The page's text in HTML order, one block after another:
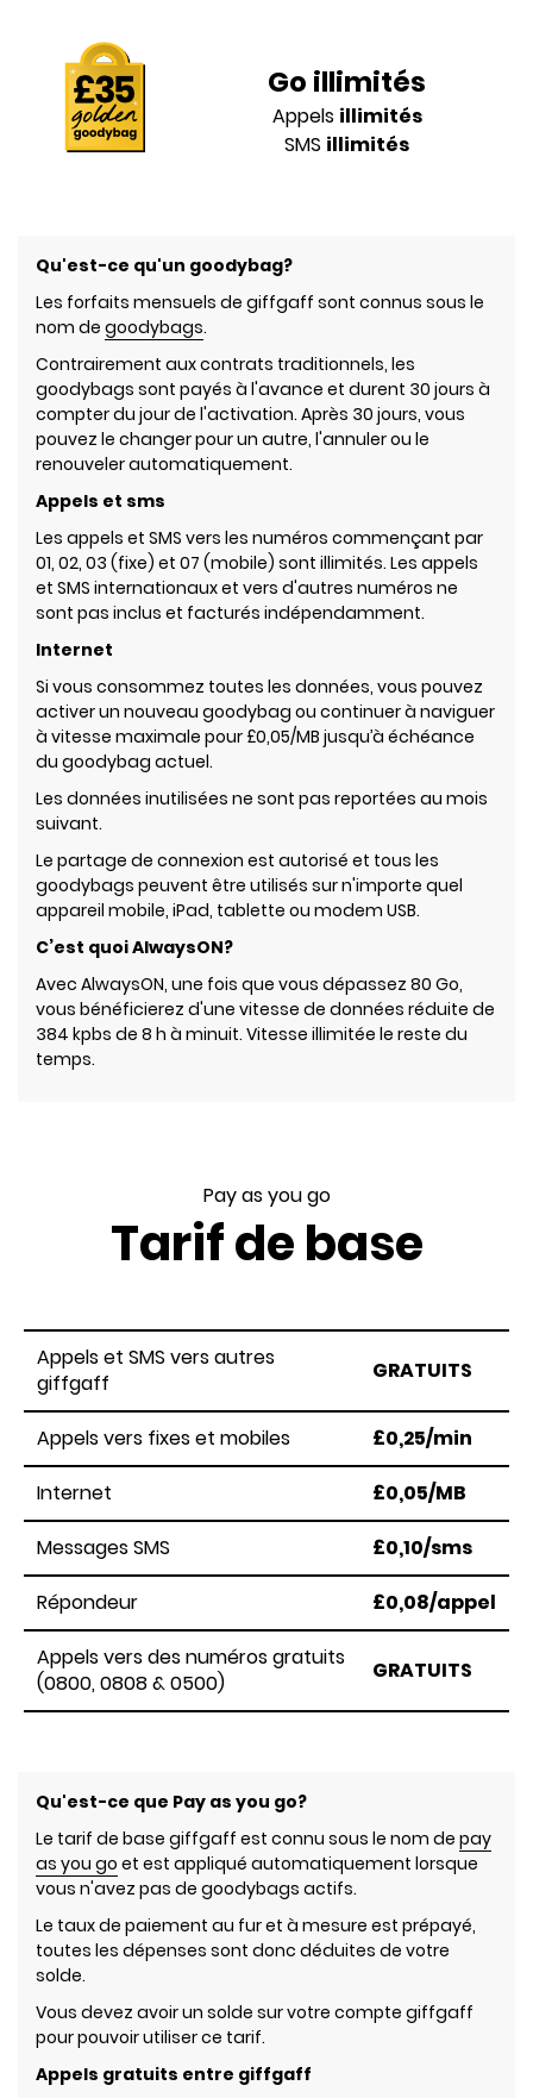
Go illimités
Appels illimités
SMS illimités
Qu'est-ce qu'un goodybag?
Les forfaits mensuels de giffgaff sont connus sous le
nom de goodybags.
Contrairement aux contrats traditionnels, les
goodybags sont payés à l'avance et durent 30 jours à
compter du jour de l'activation. Après 30 jours, vous
pouvez le changer pour un autre, l'annuler ou le
renouveler automatiquement.
Appels et sms
Les appels et SMS vers les numéros commençant par
01, 02, 03 (fixe) et 07 (mobile) sont illimités. Les appels
et SMS internationaux et vers d'autres numéros ne
sont pas inclus et facturés indépendamment.
Internet
Si vous consommez toutes les données, vous pouvez
activer un nouveau goodybag ou continuer à naviguer
à vitesse maximale pour £0,05/MB jusqu’à échéance
du goodybag actuel.
Les données inutilisées ne sont pas reportées au mois
suivant.
Le partage de connexion est autorisé et tous les
goodybags peuvent être utilisés sur n'importe quel
appareil mobile, iPad, tablette ou modem USB.
C’est quoi AlwaysON?
Avec AlwaysON, une fois que vous dépassez 80 Go,
vous bénéficierez d'une vitesse de données réduite de
384 kpbs de 8 h à minuit. Vitesse illimitée le reste du
temps.
Pay as you go
Tarif de base
Appels et SMS vers autres
giffgaff
GRATUITS
Appels vers fixes et mobiles
£0,25/min
Internet
£0,05/MB
Messages SMS
£0,10/sms
Répondeur
£0,08/appel
Appels vers des numéros gratuits
(0800, 0808 & 0500)
GRATUITS
Qu'est-ce que Pay as you go?
Le tarif de base giffgaff est connu sous le nom de pay
as you go et est appliqué automatiquement lorsque
vous n'avez pas de goodybags actifs.
Le taux de paiement au fur et à mesure est prépayé,
toutes les dépenses sont donc déduites de votre
solde.
Vous devez avoir un solde sur votre compte giffgaff
pour pouvoir utiliser ce tarif.
Appels gratuits entre giffgaff